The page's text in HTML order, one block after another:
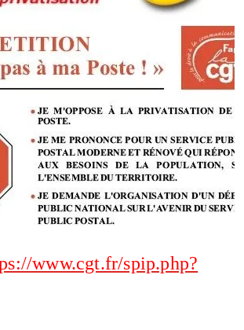
www.cgt.fr/spip.php?